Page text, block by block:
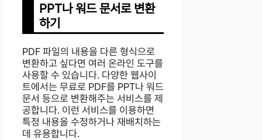
PPT나 워드 문서로 변환
하기
PDF 파일의 내용을 다른 형식으로
변환하고 싶다면 여러 온라인 도구를
사용할 수 있습니다. 다양한 웹사이
트에서는 무료로 PDF를 PPT나 워드
문서 등으로 변환해주는 서비스를 제
공합니다. 이런 서비스를 이용하면
특정 내용을 수정하거나 재배치하는
데 유용합니다.